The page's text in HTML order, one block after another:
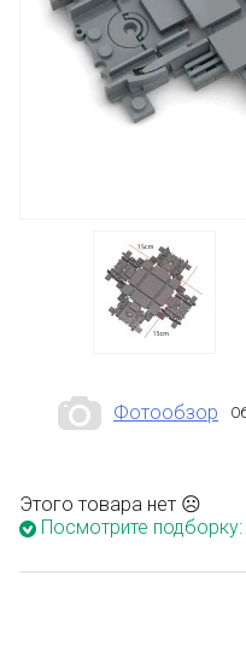
Фотообзор
Этого товара нет ☹
Посмотрите подборку: